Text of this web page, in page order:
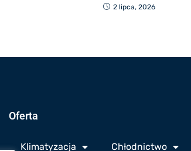
2 lipca, 2026
Oferta
Klimatyzacja Chłodnictwo